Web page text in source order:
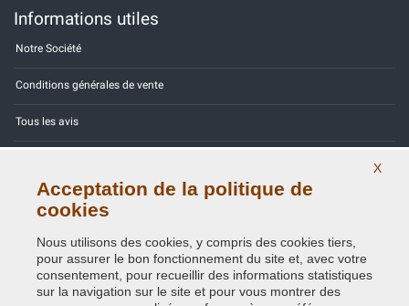
Informations utiles
Notre Société
Conditions générales de vente
Tous les avis
Contactez-nous
Politique de confidentialité - RGPD
X
Acceptation de la politique de
cookies
Nous utilisons des cookies, y compris des cookies tiers,
pour assurer le bon fonctionnement du site et, avec votre
consentement, pour recueillir des informations statistiques
sur la navigation sur le site et pour vous montrer des